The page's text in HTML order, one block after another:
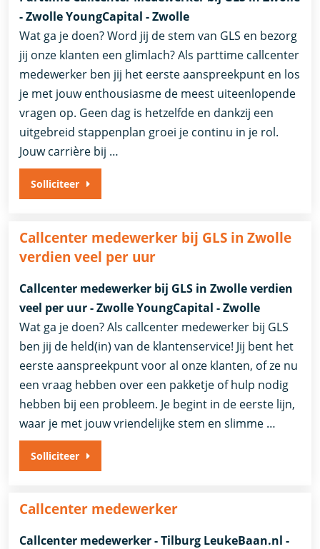
- Zwolle YoungCapital - Zwolle
Wat ga je doen? Word jij de stem van GLS en bezorg
jij onze klanten een glimlach? Als parttime callcenter
medewerker ben jij het eerste aanspreekpunt en los
je met jouw enthousiasme de meest uiteenlopende
vragen op. Geen dag is hetzelfde en dankzij een
uitgebreid stappenplan groei je continu in je rol.
Jouw carrière bij …
Solliciteer
Callcenter medewerker bij GLS in Zwolle
verdien veel per uur
Callcenter medewerker bij GLS in Zwolle verdien
veel per uur - Zwolle YoungCapital - Zwolle
Wat ga je doen? Als callcenter medewerker bij GLS
ben jij de held(in) van de klantenservice! Jij bent het
eerste aanspreekpunt voor al onze klanten, of ze nu
een vraag hebben over een pakketje of hulp nodig
hebben bij een probleem. Je begint in de eerste lijn,
waar je met jouw vriendelijke stem en slimme …
Solliciteer
Callcenter medewerker
Callcenter medewerker - Tilburg LeukeBaan.nl -